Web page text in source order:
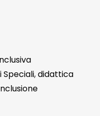
Speciali,didattica